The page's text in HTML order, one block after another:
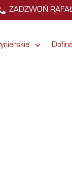
ZADZWOŃ